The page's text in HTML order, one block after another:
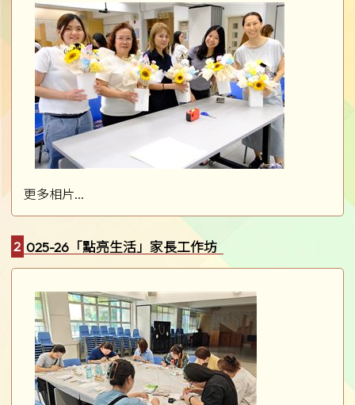
更多相片...
2025-26「點亮生活」家長工作坊